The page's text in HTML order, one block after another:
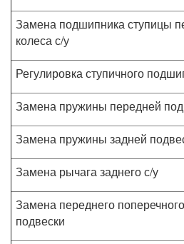
Замена подшипника ступицы
колеса с/у
Регулировка ступичного
Замена пружины передней
Замена пружины задней
Замена рычага заднего с/у
Замена переднего
подвески